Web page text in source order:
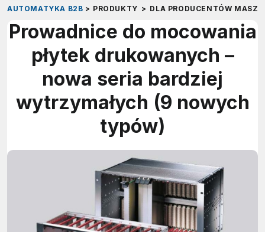
AUTOMATYKA B2B > PRODUKTY > DLA PRODUCENTÓW
Prowadnice do mocowania
płytek drukowanych –
nowa seria bardziej
wytrzymałych (9 nowych
typów)